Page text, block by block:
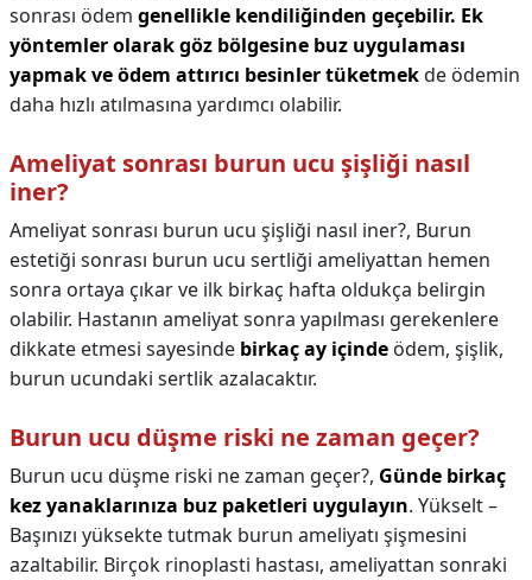
sonrası ödem genellikle kendiliğinden geçebilir. Ek
yöntemler olarak göz bölgesine buz uygulaması
yapmak ve ödem attırıcı besinler tüketmekde ödemin
daha hızlı atılmasına yardımcı olabilir.
Ameliyat sonrası burun ucu şişliği nasıl
iner?
Ameliyat sonrası burun ucu şişliği nasıl iner?, Burun
estetiği sonrası burun ucu sertliği ameliyattan hemen
sonra ortaya çıkar ve ilk birkaç hafta oldukça belirgin
olabilir. Hastanın ameliyat sonra yapılması gerekenlere
dikkate etmesi sayesinde birkaç ay içinde ödem, şişlik,
burun ucundaki sertlik azalacaktır.
Burun ucu düşme riski ne zaman geçer?
Burun ucu düşme riski ne zaman geçer?, Günde birkaç
kez yanaklarınıza buz paketleri uygulayın. Yükselt –
Başınızı yüksekte tutmak burun ameliyatı şişmesini
azaltabilir. Birçok rinoplasti hastası, ameliyattan sonraki